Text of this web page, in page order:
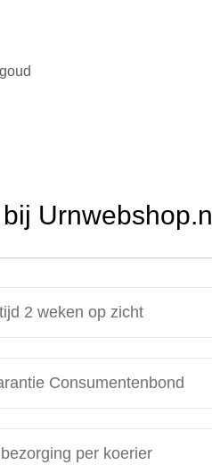
Urnwebshop.nl
2 weken op zicht
Consumentenbond
per koerier